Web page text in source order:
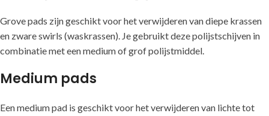
Grove pads zijn geschikt voor het verwijderen van diepe krassen
en zware swirls (waskrassen). Je gebruikt deze polijstschijven in
combinatie met een medium of grof polijstmiddel.
Medium pads
Een medium pad is geschikt voor het verwijderen van lichte tot